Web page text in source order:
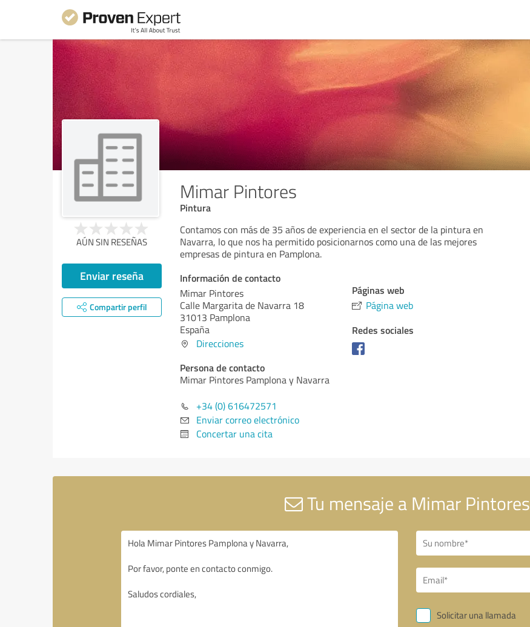
Mimar Pintores
Pintura
AÚN SIN RESEÑAS
Enviar reseña
Compartir perfil
Contamos con más de 35 años de experiencia en el sector de la pintura en
Navarra, lo que nos ha permitido posicionarnos como una de las mejores
empresas de pintura en Pamplona.
Información de contacto
Mimar Pintores
Calle Margarita de Navarra 18
31013 Pamplona
España
Direcciones
Persona de contacto
Mimar Pintores Pamplona y Navarra
+34 (0) 616472571
Enviar correo electrónico
Concertar una cita
Páginas web
Página web
Redes sociales
Tu mensaje a Mimar Pintores
Solicitar una llamada